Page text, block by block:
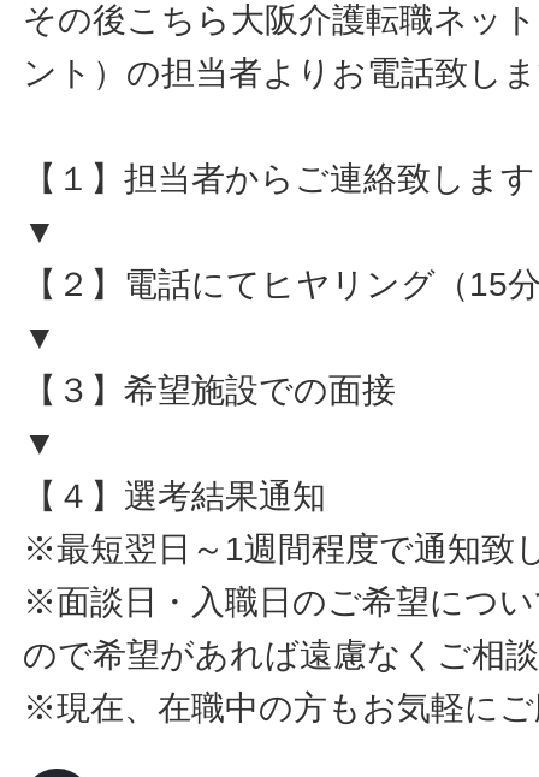
その後こちら大阪介護転職ネッ
ント）の担当者よりお電話致し
【１】担当者からご連絡致します
▼
【２】電話にてヒヤリング（15
▼
【３】希望施設での面接
▼
【４】選考結果通知
※最短翌日～1週間程度で通知致
※面談日・入職日のご希望につ
ので希望があれば遠慮なくご相
※現在、在職中の方もお気軽に